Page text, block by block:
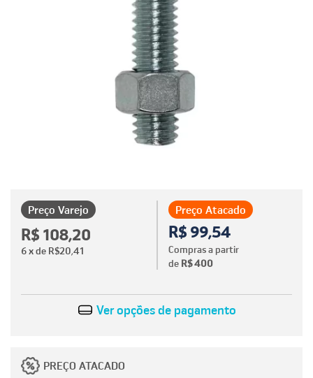
Preço Atacado
R$ 99,54
Compras a partir
de R$ 400
Preço Varejo
R$ 108,20
6x de R$20,41
Ver opções de pagamento
PREÇO ATACADO